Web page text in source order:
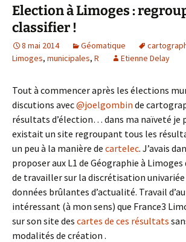
Election à Limoges :
classifier !
8 mai 2014 Géomatique
Limoges, municipales, R Etienne Delay
Tout à commencer après les élections
discutions avec@joelgombin de
résultats d’élection… dans ma naïveté je
existait un site regroupant tous les
un peu à la manière de cartelec. J’avais
proposer aux L1 de Géographie à Limoges
de travailler sur la discrétisation univariée
données brûlantes d’actualité. Travail
intéressant (à mon sens) que France3
sur son site des cartes de ces résultats
modalités de création .